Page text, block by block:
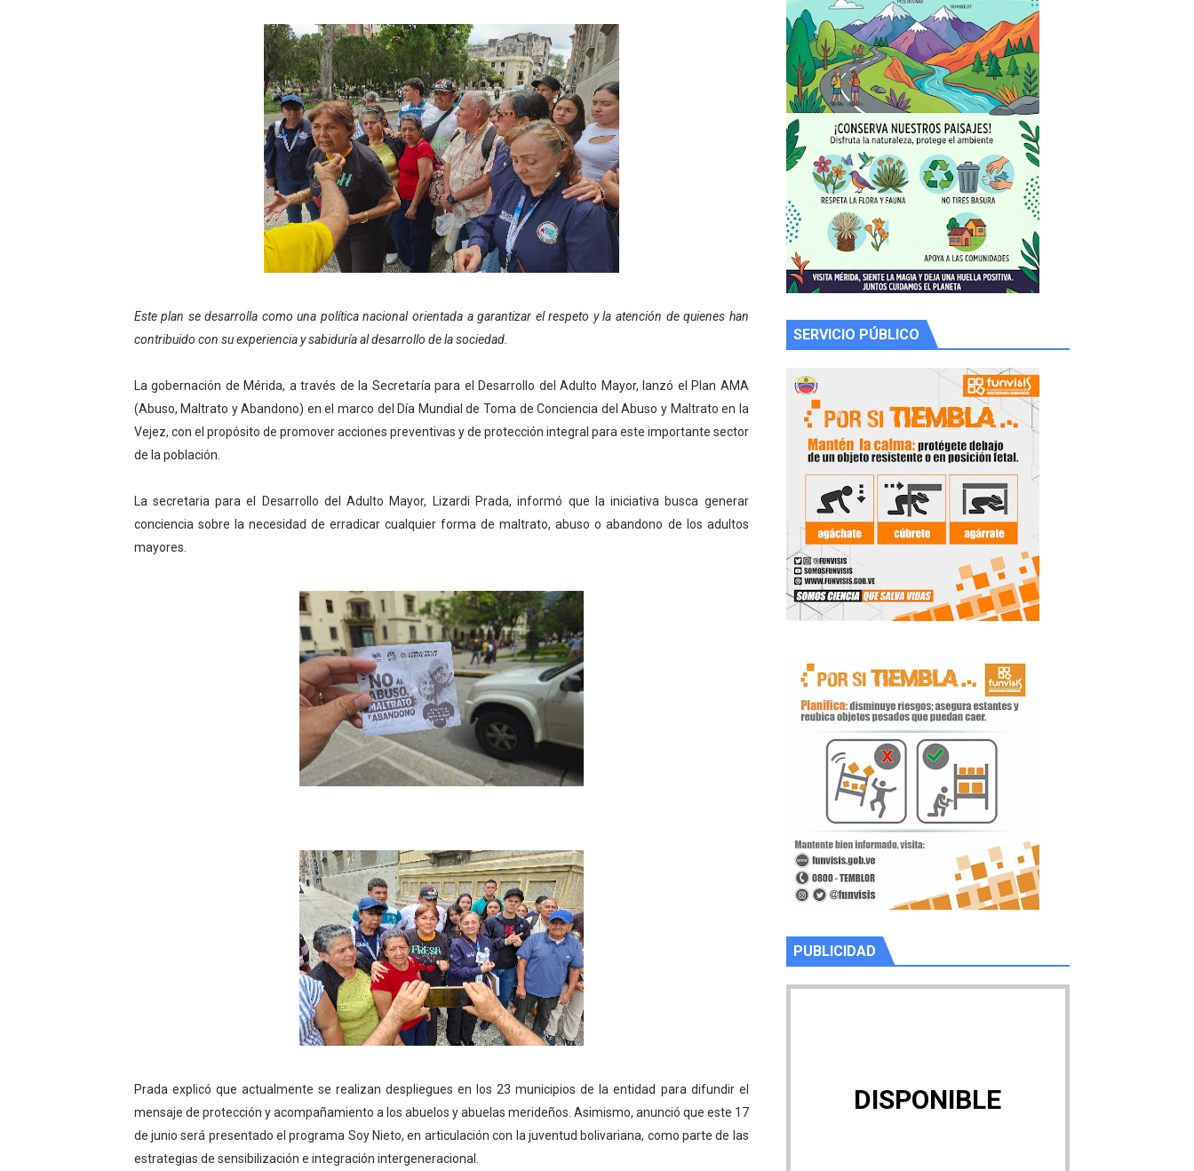
Club "Rápidos de Zea" brilló en el Primer Festival de Atletismo en homenaje a Giovanny Valero
84 estudiantes celebraron su graduación en el Complejo Educativo Aristóbulo Istúriz
Cmdnna lleva esperanza y atención a casas de abrigo en Mérida
Comunas de Obispo Ramos de Lora avanzan hacia el empoderamiento y la autogestión
Arrancó Plan Vacacional Comunitario Venezuela Renace 2026 en la Don Perucho
Plan Vacacional Venezuela Renace 2026 arrancó con alegría en Lagunillas
Mérida impulsa el mapa de conocimientos con Encuentro de Formadores Comunales de la Unacom
Arnaldo Sánchez reinaugura Parque Recreacional Tilingo del Niño y la Niña Azulitense
Corposalud inició talleres para aspirantes al curso de Emergencia Prehospitalaria
Fortalecen formación académica de médicos en proceso de ruralidad
Fortaleciendo la economía comunal en El Vigía con microcréditos a emprendedores y productores
Fundecem inició con éxito el taller vacacional de origami
Este plan se desarrolla como una política nacional orientada a garantizar el respeto y la atención de quienes han
contribuido con su experiencia y sabiduría al desarrollo de la sociedad.
La gobernación de Mérida, a través de la Secretaría para el Desarrollo del Adulto Mayor, lanzó el Plan AMA
(Abuso, Maltrato y Abandono) en el marco del Día Mundial de Toma de Conciencia del Abuso y Maltrato en la
Vejez, con el propósito de promover acciones preventivas y de protección integral para este importante sector
de la población.
La secretaria para el Desarrollo del Adulto Mayor, Lizardi Prada, informó que la iniciativa busca generar
conciencia sobre la necesidad de erradicar cualquier forma de maltrato, abuso o abandono de los adultos
mayores.
Prada explicó que actualmente se realizan despliegues en los 23 municipios de la entidad para difundir el
mensaje de protección y acompañamiento a los abuelos y abuelas merideños. Asimismo, anunció que este 17
de junio será presentado el programa Soy Nieto, en articulación con la juventud bolivariana, como parte de las
estrategias de sensibilización e integración intergeneracional.
SERVICIO PÚBLICO
PUBLICIDAD
DISPONIBLE